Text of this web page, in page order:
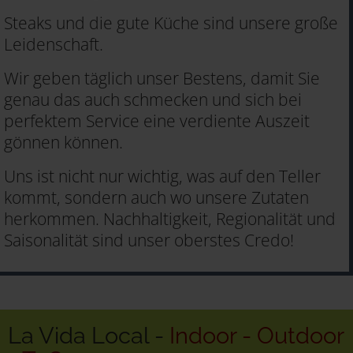
Steaks und die gute Küche sind unsere große
Leidenschaft.
Wir geben täglich unser Bestens, damit Sie
genau das auch schmecken und sich bei
perfektem Service eine verdiente Auszeit
gönnen können.
Uns ist nicht nur wichtig, was auf den Teller
kommt, sondern auch wo unsere Zutaten
herkommen. Nachhaltigkeit, Regionalität und
Saisonalität sind unser oberstes Credo!
La Vida Local - Indoor - Outdoor